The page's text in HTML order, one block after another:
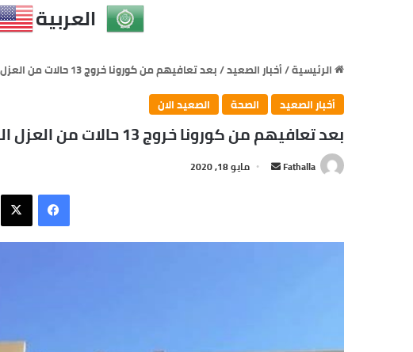
العربية
الرئيسية/أخبار الصعيد/بعد تعافيهم من كورونا خروج 13 حالات من العزل الصحي في أسوان
أخبار الصعيد
الصحة الصعيد الان
بعد تعافيهم من كورونا خروج 13 حالات من العزل الصحي في أسوان
Fathalla
أرسل مايو 18, 2020
فيسبوك
X